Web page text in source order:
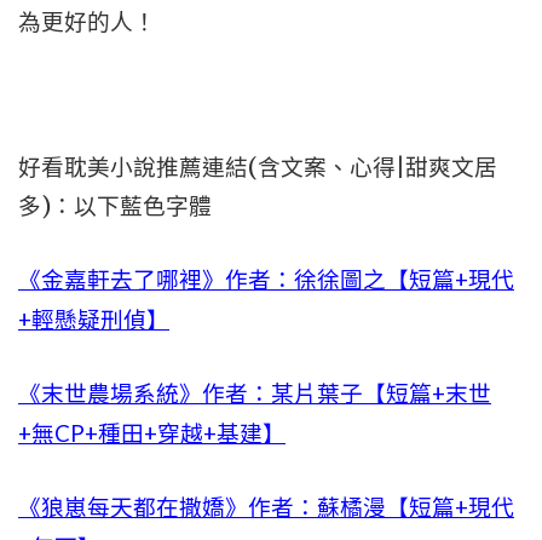
為更好的人！
好看耽美小說推薦連結(含文案、心得|甜爽文居
多)：以下藍色字體
《金嘉軒去了哪裡》作者：徐徐圖之【短篇+現代
+輕懸疑刑偵】
《末世農場系統》作者：某片葉子【短篇+末世
+無CP+種田+穿越+基建】
《狼崽每天都在撒嬌》作者：蘇橘漫【短篇+現代